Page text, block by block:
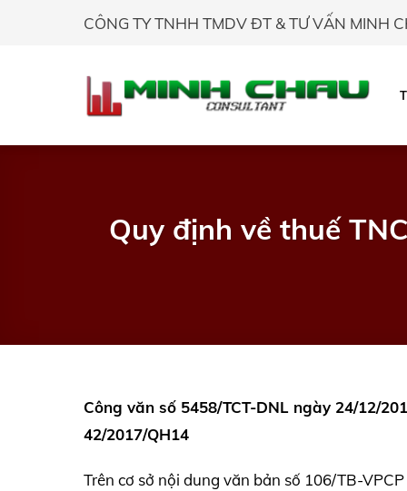
CÔNG TY TNHH TMDV ĐT & TƯ VẤN MINH
Quy định về thuế
Công văn số 5458/TCT-DNL ngày 24/12/
42/2017/QH14
Trên cơ sở nội dung văn bản số 106/TB-